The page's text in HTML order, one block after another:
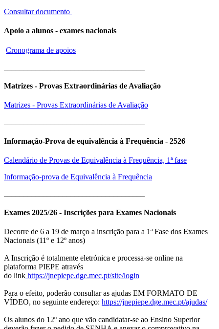
Consultar documento
Apoio a alunos - exames nacionais
Cronograma de apoios
Matrizes - Provas Extraordinárias de Avaliação
Matrizes - Provas Extraordinárias de Avaliação
Informação-Prova de equivalência à Frequência - 2526
Calendário de Provas de Equivalência à Frequência, 1ª fase
Informação-prova de Equivalência à Frequência
Exames 2025/26 - Inscrições para Exames Nacionais
Decorre de 6 a 19 de março a inscrição para a 1ª Fase dos Exames
Nacionais (11º e 12º anos)
A Inscrição é totalmente eletrónica e processa-se online na
plataforma PIEPE através
do link https://jnepiepe.dge.mec.pt/site/login
Para o efeito, poderão consultar as ajudas EM FORMATO DE
VÍDEO, no seguinte endereço: https://jnepiepe.dge.mec.pt/ajudas/
Os alunos do 12º ano que vão candidatar-se ao Ensino Superior